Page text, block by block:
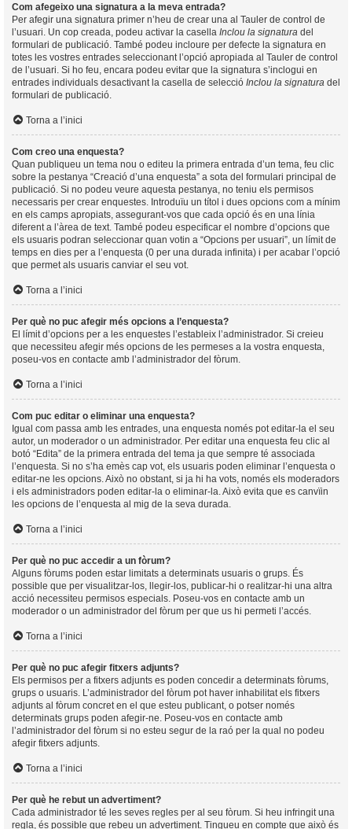
Com afegeixo una signatura a la meva entrada?
Per afegir una signatura primer n’heu de crear una al Tauler de control de
l’usuari. Un cop creada, podeu activar la casella Inclou la signatura del
formulari de publicació. També podeu incloure per defecte la signatura en
totes les vostres entrades seleccionant l’opció apropiada al Tauler de control
de l’usuari. Si ho feu, encara podeu evitar que la signatura s’inclogui en
entrades individuals desactivant la casella de selecció Inclou la signatura del
formulari de publicació.
Torna a l’inici
Com creo una enquesta?
Quan publiqueu un tema nou o editeu la primera entrada d’un tema, feu clic
sobre la pestanya “Creació d’una enquesta” a sota del formulari principal de
publicació. Si no podeu veure aquesta pestanya, no teniu els permisos
necessaris per crear enquestes. Introduïu un títol i dues opcions com a mínim
en els camps apropiats, assegurant-vos que cada opció és en una línia
diferent a l’àrea de text. També podeu especificar el nombre d’opcions que
els usuaris podran seleccionar quan votin a “Opcions per usuari”, un límit de
temps en dies per a l’enquesta (0 per una durada infinita) i per acabar l’opció
que permet als usuaris canviar el seu vot.
Torna a l’inici
Per què no puc afegir més opcions a l’enquesta?
El límit d’opcions per a les enquestes l’estableix l’administrador. Si creieu
que necessiteu afegir més opcions de les permeses a la vostra enquesta,
poseu-vos en contacte amb l’administrador del fòrum.
Torna a l’inici
Com puc editar o eliminar una enquesta?
Igual com passa amb les entrades, una enquesta només pot editar-la el seu
autor, un moderador o un administrador. Per editar una enquesta feu clic al
botó “Edita” de la primera entrada del tema ja que sempre té associada
l’enquesta. Si no s’ha emès cap vot, els usuaris poden eliminar l’enquesta o
editar-ne les opcions. Això no obstant, si ja hi ha vots, només els moderadors
i els administradors poden editar-la o eliminar-la. Això evita que es canvïin
les opcions de l’enquesta al mig de la seva durada.
Torna a l’inici
Per què no puc accedir a un fòrum?
Alguns fòrums poden estar limitats a determinats usuaris o grups. És
possible que per visualitzar-los, llegir-los, publicar-hi o realitzar-hi una altra
acció necessiteu permisos especials. Poseu-vos en contacte amb un
moderador o un administrador del fòrum per que us hi permeti l’accés.
Torna a l’inici
Per què no puc afegir fitxers adjunts?
Els permisos per a fitxers adjunts es poden concedir a determinats fòrums,
grups o usuaris. L’administrador del fòrum pot haver inhabilitat els fitxers
adjunts al fòrum concret en el que esteu publicant, o potser només
determinats grups poden afegir-ne. Poseu-vos en contacte amb
l’administrador del fòrum si no esteu segur de la raó per la qual no podeu
afegir fitxers adjunts.
Torna a l’inici
Per què he rebut un advertiment?
Cada administrador té les seves regles per al seu fòrum. Si heu infringit una
regla, és possible que rebeu un advertiment. Tingueu en compte que això és